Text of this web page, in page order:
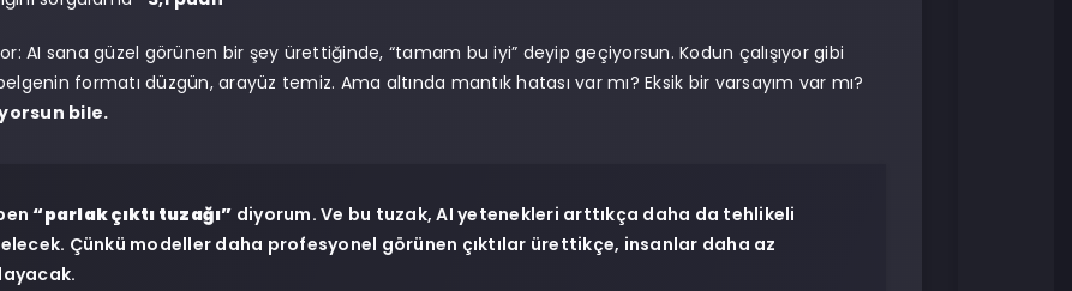
AI sana güzel görünen bir şey ürettiğinde, “tamam bu iyi” deyip geçiyorsun. Kodun çalışıyor gibi
formatı düzgün, arayüz temiz. Ama altında mantık hatası var mı? Eksik bir varsayım var mı?
bile.
“parlak çıktı tuzağı” diyorum. Ve bu tuzak, AI yetenekleri arttıkça daha da tehlikeli
Çünkü modeller daha profesyonel görünen çıktılar ürettikçe, insanlar daha az